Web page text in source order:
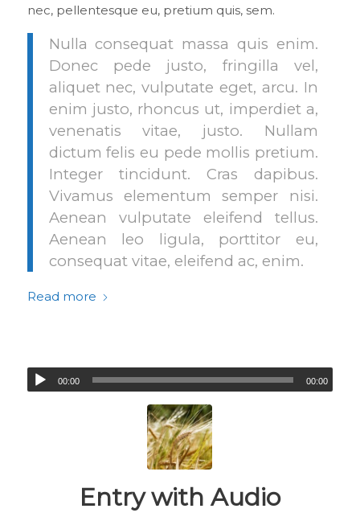
nec, pellentesque eu, pretium quis, sem.
Nulla consequat massa quis enim.
Donec pede justo, fringilla vel,
aliquet nec, vulputate eget, arcu. In
enim justo, rhoncus ut, imperdiet a,
venenatis vitae, justo. Nullam
dictum felis eu pede mollis pretium.
Integer tincidunt. Cras dapibus.
Vivamus elementum semper nisi.
Aenean vulputate eleifend tellus.
Aenean leo ligula, porttitor eu,
consequat vitae, eleifend ac, enim.
Read more
00:00 00:00
Entry with Audio